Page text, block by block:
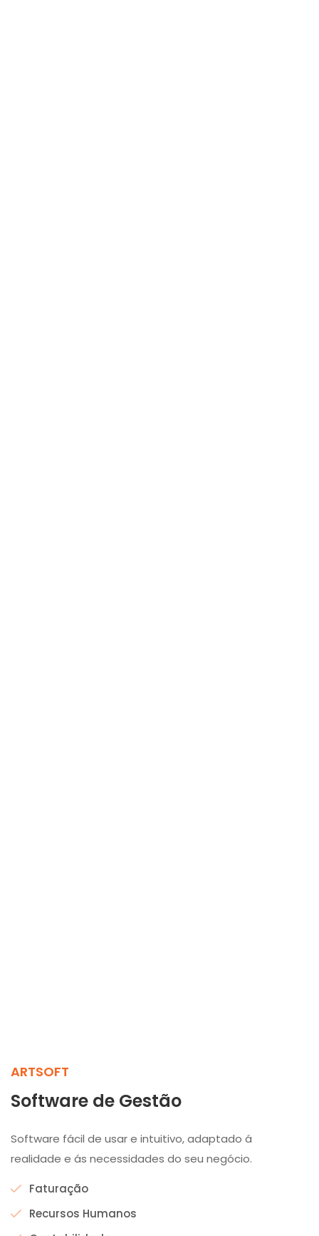
ARTSOFT
Software de Gestão
Software fácil de usar e intuitivo, adaptado á
realidade e ás necessidades do seu negócio.
Faturação
Recursos Humanos